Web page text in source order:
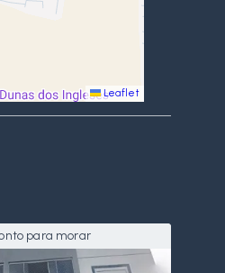
Leaflet
para morar